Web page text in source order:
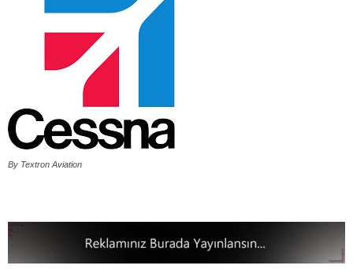
By Textron Aviation